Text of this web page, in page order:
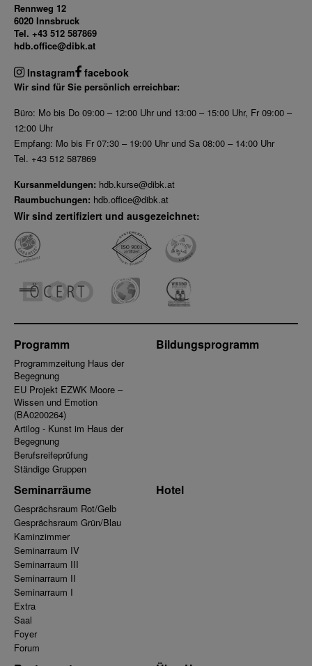
Rennweg 12
6020 Innsbruck
Tel. +43 512 587869
hdb.office@dibk.at
Instagram facebook
Wir sind für Sie persönlich erreichbar:
Büro: Mo bis Do 09:00 – 12:00 Uhr und 13:00 – 15:00 Uhr, Fr 09:00 –
12:00 Uhr
Empfang: Mo bis Fr 07:30 – 19:00 Uhr und Sa 08:00 – 14:00 Uhr
Tel. +43 512 587869
Kursanmeldungen: hdb.kurse@dibk.at
Raumbuchungen: hdb.office@dibk.at
Wir sind zertifiziert und ausgezeichnet:
Programm
Programmzeitung Haus der
Begegnung
EU Projekt EZWK Moore –
Wissen und Emotion
(BA0200264)
Artilog - Kunst im Haus der
Begegnung
Berufsreifeprüfung
Ständige Gruppen
Bildungsprogramm
Seminarräume
Gesprächsraum Rot/Gelb
Gesprächsraum Grün/Blau
Kaminzimmer
Seminarraum IV
Seminarraum III
Seminarraum II
Seminarraum I
Extra
Saal
Foyer
Forum
Hotel